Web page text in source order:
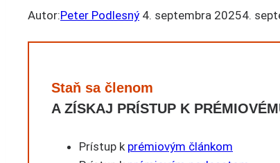
Autor:Peter Podlesný 4. septembra 20254.
Staň sa členom
A ZÍSKAJ PRÍSTUP K
Prístup k prémiovým článkom